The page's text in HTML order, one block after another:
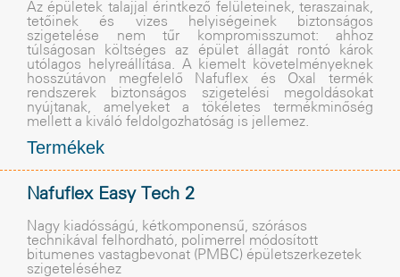
Az épületek talajjal érintkezõ felületeinek, teraszainak,
tetõinek és vizes helyiségeinek biztonságos
szigetelése nem tûr kompromisszumot: ahhoz
túlságosan költséges az épület állagát rontó károk
utólagos helyreállítása. A kiemelt követelményeknek
hosszútávon megfelelõ Nafuflex és Oxal termék
rendszerek biztonságos szigetelési megoldásokat
nyújtanak, amelyeket a tökéletes termékminõség
mellett a kiváló feldolgozhatóság is jellemez.
Termékek
Nafuflex Easy Tech 2
Nagy kiadósságú, kétkomponensû, szórásos
technikával felhordható, polimerrel módosított
bitumenes vastagbevonat (PMBC) épületszerkezetek
szigeteléséhez